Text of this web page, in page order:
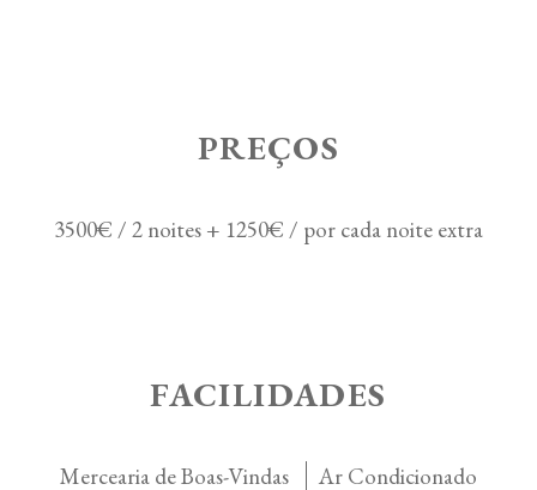
PREÇOS
3500€ / 2 noites + 1250€ / por cada noite extra
FACILIDADES
Mercearia de Boas-Vindas
Ar Condicionado